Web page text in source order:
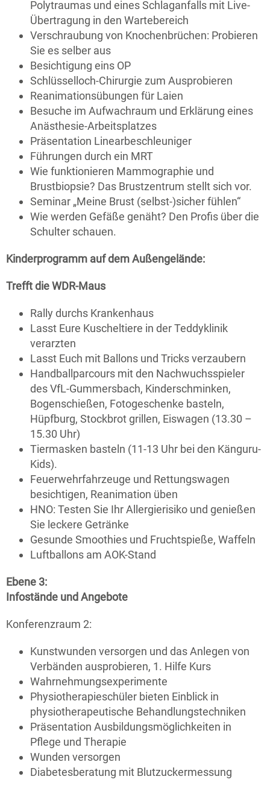
Polytraumas und eines Schlaganfalls mit Live-
Übertragung in den Wartebereich
Verschraubung von Knochenbrüchen: Probieren
Sie es selber aus
Besichtigung eins OP
Schlüsselloch-Chirurgie zum Ausprobieren
Reanimationsübungen für Laien
Besuche im Aufwachraum und Erklärung eines
Anästhesie-Arbeitsplatzes
Präsentation Linearbeschleuniger
Führungen durch ein MRT
Wie funktionieren Mammographie und
Brustbiopsie? Das Brustzentrum stellt sich vor.
Seminar „Meine Brust (selbst-)sicher fühlen“
Wie werden Gefäße genäht? Den Profis über die
Schulter schauen.
Kinderprogramm auf dem Außengelände:
Trefft die WDR-Maus
Rally durchs Krankenhaus
Lasst Eure Kuscheltiere in der Teddyklinik
verarzten
Lasst Euch mit Ballons und Tricks verzaubern
Handballparcours mit den Nachwuchsspieler
des VfL-Gummersbach, Kinderschminken,
Bogenschießen, Fotogeschenke basteln,
Hüpfburg, Stockbrot grillen, Eiswagen (13.30 –
15.30 Uhr)
Tiermasken basteln (11-13 Uhr bei den Känguru-
Kids).
Feuerwehrfahrzeuge und Rettungswagen
besichtigen, Reanimation üben
HNO: Testen Sie Ihr Allergierisiko und genießen
Sie leckere Getränke
Gesunde Smoothies und Fruchtspieße, Waffeln
Luftballons am AOK-Stand
Ebene 3:
Infostände und Angebote
Konferenzraum 2:
Kunstwunden versorgen und das Anlegen von
Verbänden ausprobieren, 1. Hilfe Kurs
Wahrnehmungsexperimente
Physiotherapieschüler bieten Einblick in
physiotherapeutische Behandlungstechniken
Präsentation Ausbildungsmöglichkeiten in
Pflege und Therapie
Wunden versorgen
Diabetesberatung mit Blutzuckermessung